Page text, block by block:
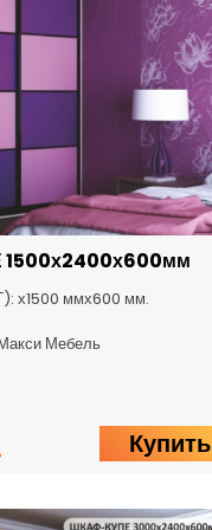
х1500 ммх600 мм.
Мебель
Купить